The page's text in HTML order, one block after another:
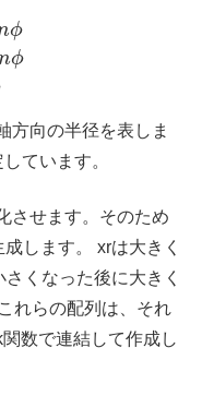
ϕ
ϕ
方向の半径を表しま
ています。
させます。そのため
します。 xrは大きく
くなった後に大きく
れらの配列は、それ
数で連結して作成し